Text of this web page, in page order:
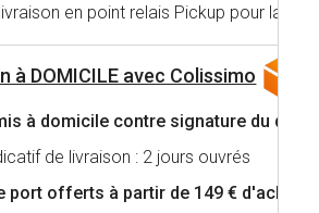
en point relais Pickup pour la
à DOMICILE avec Colissimo
à domicile contre signature du
de livraison : 2 jours ouvrés
port offerts à partir de 149 € d'achat